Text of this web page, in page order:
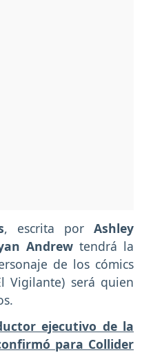
, escrita por Ashley
Andrew tendrá la
de los cómics
Vigilante) será quien
ejecutivo de la
para Collider